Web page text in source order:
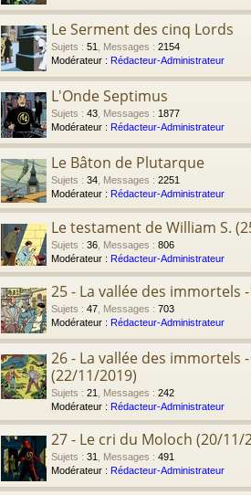
Le Serment des cinq Lords
Sujets : 51 Messages : 2154
Modérateur : Rédacteur-Administrateur
L'Onde Septimus
Sujets : 43 Messages : 1877
Modérateur : Rédacteur-Administrateur
Le Bâton de Plutarque
Sujets : 34 Messages : 2251
Modérateur : Rédacteur-Administrateur
Le testament de William S.
Sujets : 36 Messages : 806
Modérateur : Rédacteur-Administrateur
25 - La vallée des immortels
Sujets : 47 Messages : 703
Modérateur : Rédacteur-Administrateur
26 - La vallée des immortels
(22/11/2019)
Sujets : 21 Messages : 242
Modérateur : Rédacteur-Administrateur
27 - Le cri du Moloch (20/11/
Sujets : 31 Messages : 491
Modérateur : Rédacteur-Administrateur